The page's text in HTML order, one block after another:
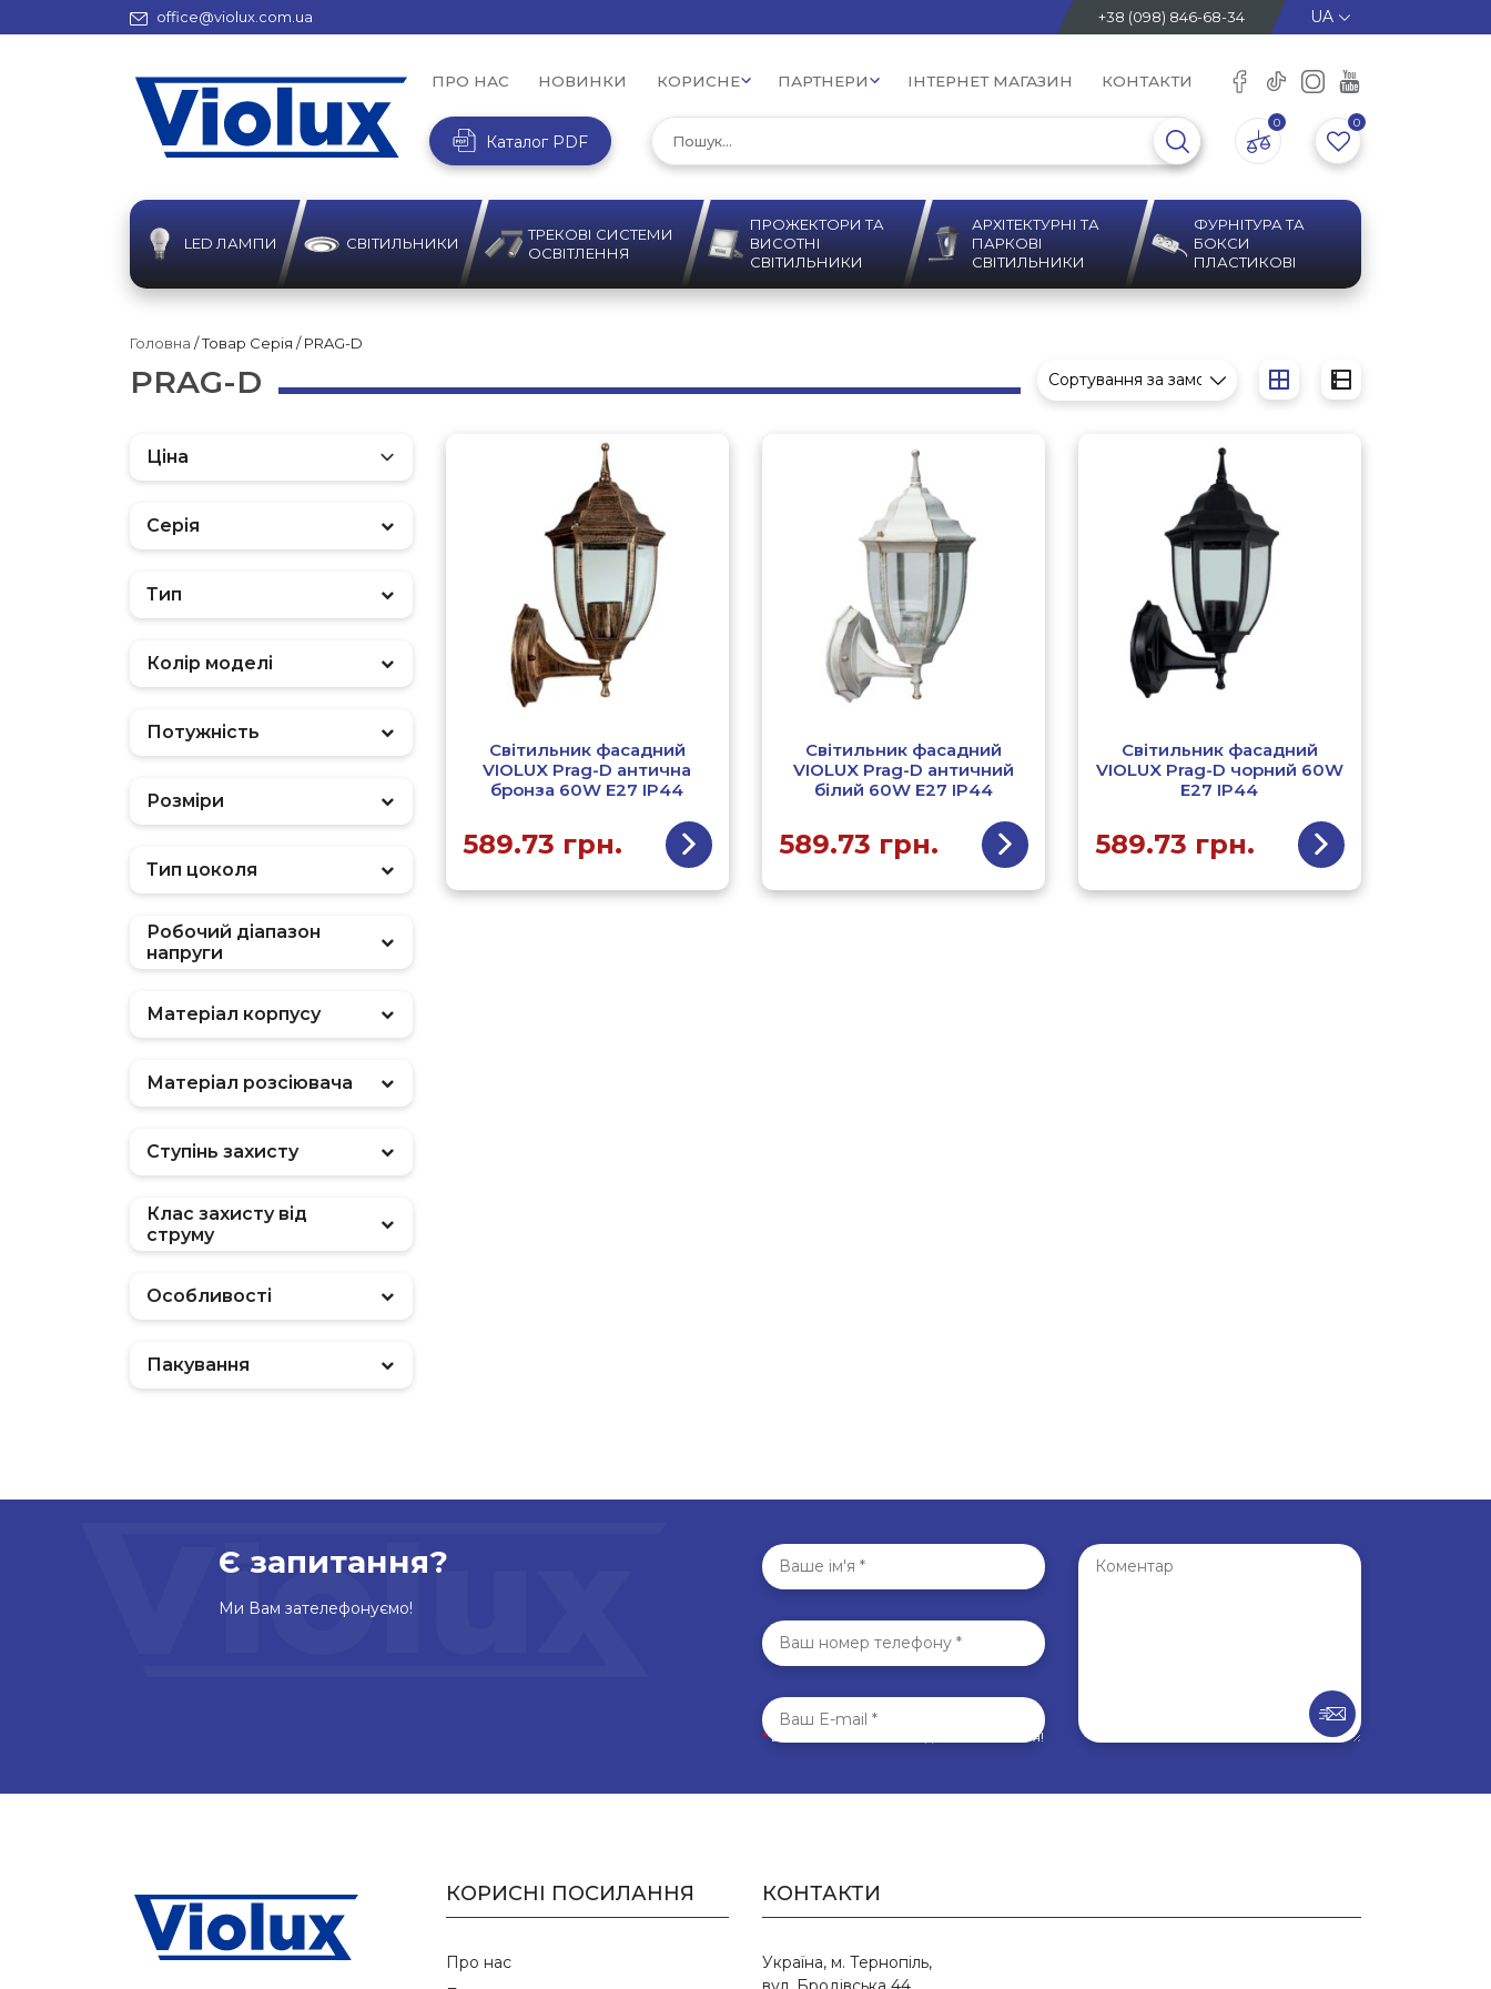
office@violux.com.ua +38 (098) 846-68-34
ПРО НАС НОВИНКИ КОРИСНЕ ПАРТНЕРИ ІНТЕРНЕТ МАГАЗИН КОНТАКТИ
Каталог PDF
0 0
LED ЛАМПИ СВІТИЛЬНИКИ
ТРЕКОВІ СИСТЕМИ
ОСВІТЛЕННЯ
ПРОЖЕКТОРИ ТА
ВИСОТНІ
СВІТИЛЬНИКИ
АРХІТЕКТУРНІ ТА
ПАРКОВІ
СВІТИЛЬНИКИ
ФУРНІТУРА ТА
БОКСИ
ПЛАСТИКОВІ
Головна / Товар Серія / PRAG-D
PRAG-D
Ціна
Фільтр
Серія
Тип
Колір моделі
Потужність
Розміри
Тип цоколя
Робочий діапазон
напруги
Матеріал корпусу
Матеріал розсіювача
Ступінь захисту
Клас захисту від
струму
Особливості
Пакування
Світильник фасадний
VIOLUX Prag-D антична
бронза 60W Е27 IP44
589.73 грн.
Світильник фасадний
VIOLUX Prag-D античний
білий 60W Е27 IP44
589.73 грн.
Світильник фасадний
VIOLUX Prag-D чорний 60W
Е27 IP44
589.73 грн.
Є запитання?
Ми Вам зателефонуємо!
*Всі поля обов’язкові для заповнення!
КОРИСНІ ПОСИЛАННЯ
Про нас
КОНТАКТИ
Україна, м. Тернопіль,